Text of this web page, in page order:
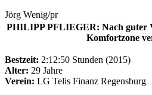
Jörg Wenig/pr
PHILIPP PFLIEGER: Nach guter
Komfortzone
Bestzeit: 2:12:50 Stunden (2015)
Alter: 29 Jahre
Verein: LG Telis Finanz Regensburg